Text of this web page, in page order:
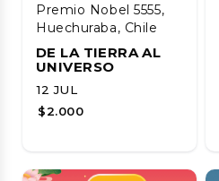
Premio Nobel 5555,
Huechuraba, Chile
DE LA TIERRA AL
UNIVERSO
12 JUL
$2.000